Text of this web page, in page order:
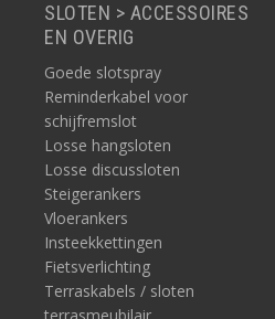
SLOTEN > ACCESSOIRES
EN OVERIG
Goede slotspray
Reminderkabel voor
schijfremslot
Losse hangsloten
Losse discussloten
Steigerankers
Vloerankers
Insteekkettingen
Fietsverlichting
Terraskabels / sloten